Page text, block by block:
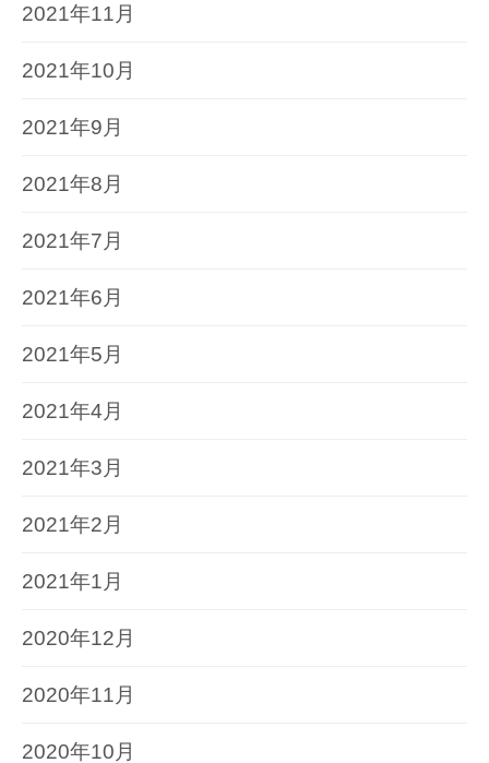
2021年11月
2021年10月
2021年9月
2021年8月
2021年7月
2021年6月
2021年5月
2021年4月
2021年3月
2021年2月
2021年1月
2020年12月
2020年11月
2020年10月